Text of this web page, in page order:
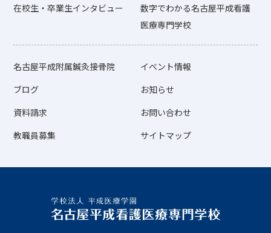
在校生・卒業生インタビュー
数字でわかる名古屋平成看護
医療専門学校
名古屋平成附属鍼灸接骨院
イベント情報
ブログ
お知らせ
資料請求
お問い合わせ
教職員募集
サイトマップ